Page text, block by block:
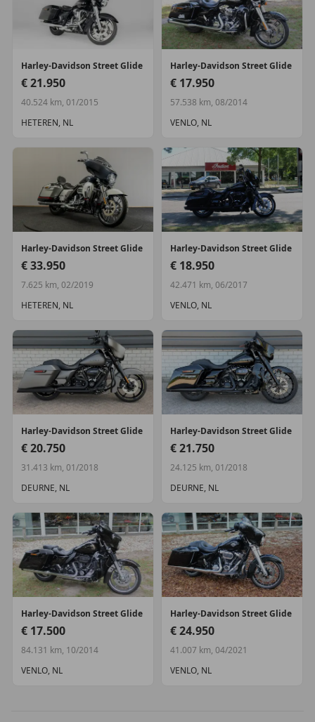
Harley-Davidson Street Glide
€ 21.950
40.524 km, 01/2015
HETEREN, NL
Harley-Davidson Street Glide
€ 17.950
57.538 km, 08/2014
VENLO, NL
Harley-Davidson Street Glide
€ 33.950
7.625 km, 02/2019
HETEREN, NL
Harley-Davidson Street Glide
€ 18.950
42.471 km, 06/2017
VENLO, NL
Harley-Davidson Street Glide
€ 20.750
31.413 km, 01/2018
DEURNE, NL
Harley-Davidson Street Glide
€ 21.750
24.125 km, 01/2018
DEURNE, NL
Harley-Davidson Street Glide
€ 17.500
84.131 km, 10/2014
VENLO, NL
Harley-Davidson Street Glide
€ 24.950
41.007 km, 04/2021
VENLO, NL